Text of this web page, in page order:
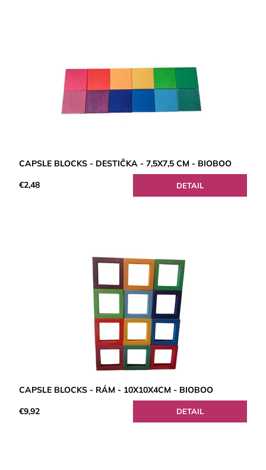
CAPSLE BLOCKS - DESTIČKA - 7,5X7,5 CM - BIOBOO
€2,48 DETAIL
CAPSLE BLOCKS - RÁM - 10X10X4CM - BIOBOO
€9,92 DETAIL